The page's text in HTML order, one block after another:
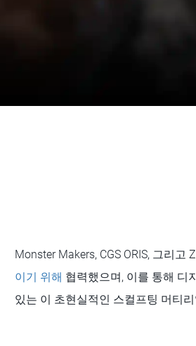
Monster Makers, CGS ORIS, 그리고
이기 위해 협력했으며, 이를 통해 디
있는 이 초현실적인 스컬프팅 머티